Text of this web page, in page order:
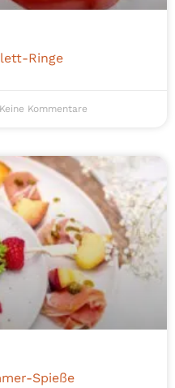
Ringe
Keine Kommentare
Spieße